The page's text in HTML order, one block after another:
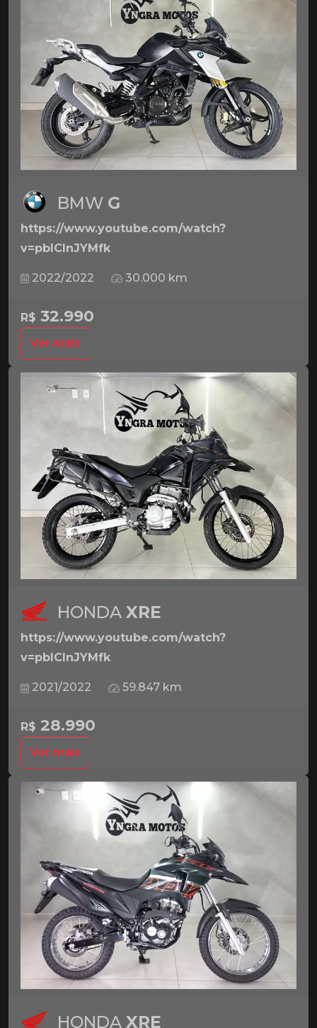
BMW G
https://www.youtube.com/watch?
v=pbICInJYMfk
2022/2022 30.000 km
R$ 32.990
Ver mais
HONDA XRE
https://www.youtube.com/watch?
v=pbICInJYMfk
2021/2022 59.847 km
R$ 28.990
Ver mais
HONDA XRE